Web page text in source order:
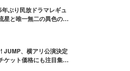
ぶり民放ドラマレギュ
星と唯一無二の異色のバ
JUMP、横アリ公演決定
ケット価格にも注目集ま